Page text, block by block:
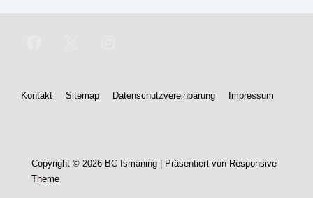
Footer-
Kontakt Sitemap Datenschutzvereinbarung Impressum
Copyright © 2026 BC Ismaning | Präsentiert von Responsive-
Theme